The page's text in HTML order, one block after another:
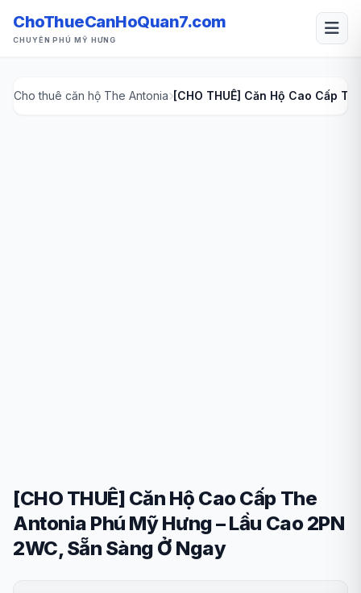
ChoThueCanHoQuan7.com
CHUYÊN PHÚ MỸ HƯNG
Cho thuê căn hộ The Antonia [CHO THUÊ] Căn Hộ Cao Cấp
[CHO THUÊ] Căn Hộ Cao Cấp The
Antonia Phú Mỹ Hưng – Lầu Cao 2PN
2WC, Sẵn Sàng Ở Ngay